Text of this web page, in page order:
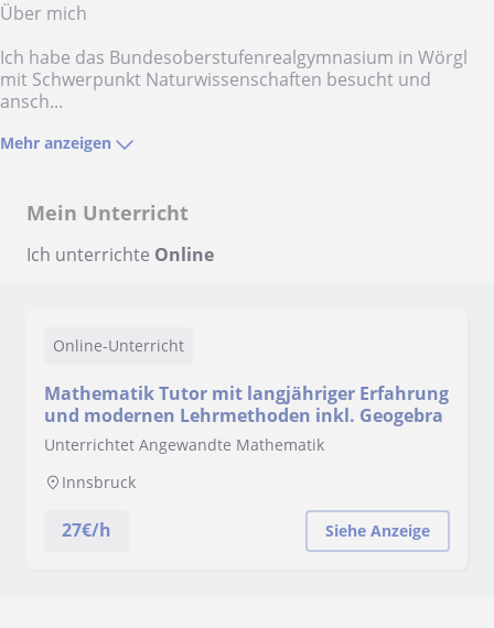
Über mich
Ich habe das Bundesoberstufenrealgymnasium in Wörgl
mit Schwerpunkt Naturwissenschaften besucht und
ansch...
Mehr anzeigen
Mein Unterricht
Ich unterrichte Online
Online-Unterricht
Mathematik Tutor mit langjähriger Erfahrung
und modernen Lehrmethoden inkl. Geogebra
Unterrichtet Angewandte Mathematik
Innsbruck
27€/h Siehe Anzeige